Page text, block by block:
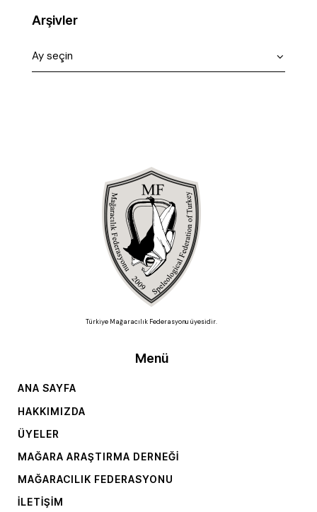
Arşivler
Türkiye Mağaracılık Federasyonu üyesidir.
Menü
ANA SAYFA
HAKKIMIZDA
ÜYELER
MAĞARA ARAŞTIRMA DERNEĞI
MAĞARACILIK FEDERASYONU
İLETIŞIM